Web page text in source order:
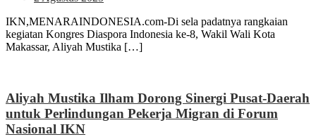
IKN,MENARAINDONESIA.com-Di sela padatnya rangkaian
kegiatan Kongres Diaspora Indonesia ke-8, Wakil Wali Kota
Makassar, Aliyah Mustika […]
Aliyah Mustika Ilham Dorong Sinergi Pusat-Daerah
untuk Perlindungan Pekerja Migran di Forum
Nasional IKN